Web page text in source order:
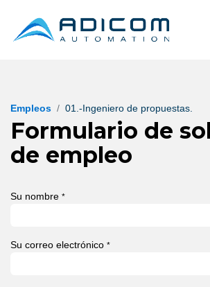
Empleos 01.-Ingeniero de propuestas.
Formulario de
de empleo
Su nombre *
Su correo electrónico *